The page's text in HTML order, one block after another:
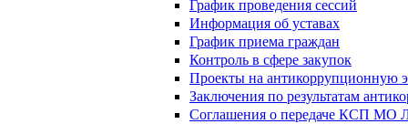
График проведения сессий
Информация об уставах
График приема граждан
Контроль в сфере закупок
Проекты на антикоррупционную
Заключения по результатам
Соглашения о передаче КСП МО